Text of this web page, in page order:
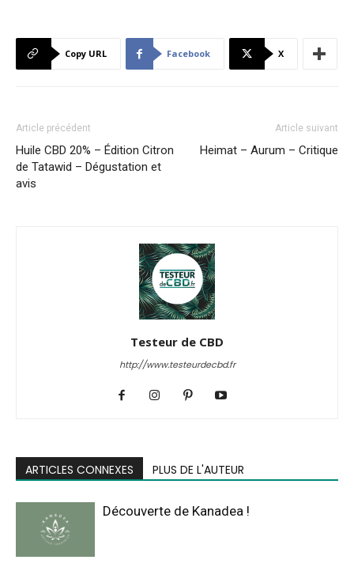
Copy URL Facebook X
Article précédent
Huile CBD 20% – Édition Citron
de Tatawid – Dégustation et
avis
Article suivant
Heimat – Aurum – Critique
Testeur de CBD
http://www.testeurdecbd.fr
ARTICLES CONNEXES PLUS DE L'AUTEUR
Découverte de Kanadea !